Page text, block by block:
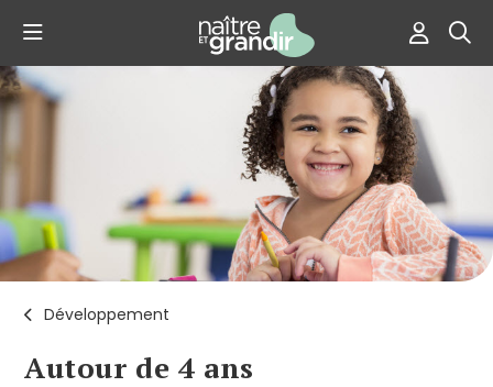
Développement
Autour de 4 ans